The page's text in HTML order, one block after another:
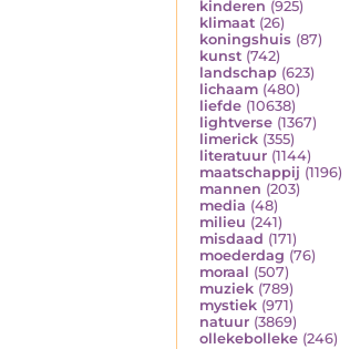
kinderen (925)
klimaat (26)
koningshuis (87)
kunst (742)
landschap (623)
lichaam (480)
liefde (10638)
lightverse (1367)
limerick (355)
literatuur (1144)
maatschappij (1196)
mannen (203)
media (48)
milieu (241)
misdaad (171)
moederdag (76)
moraal (507)
muziek (789)
mystiek (971)
natuur (3869)
ollekebolleke (246)